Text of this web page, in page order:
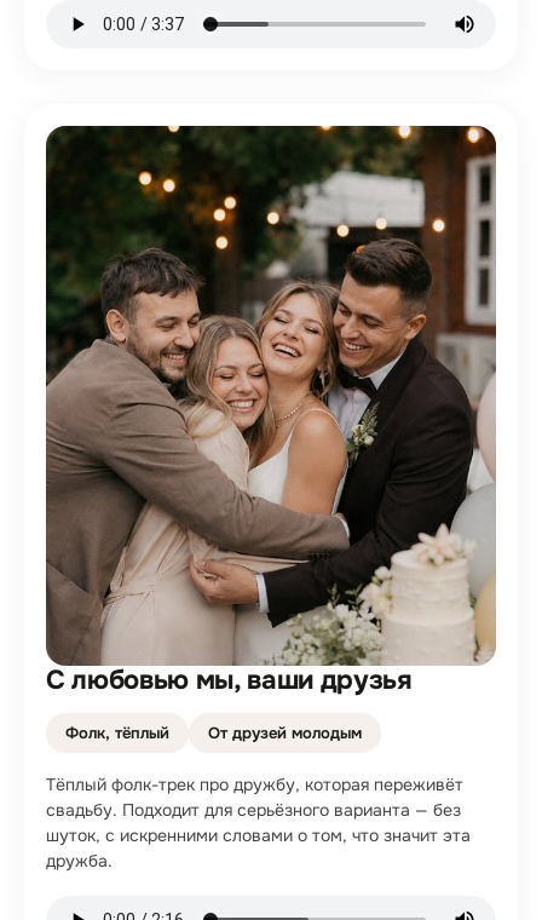
С любовью мы, ваши друзья
Фолк, тёплый От друзей молодым
Тёплый фолк-трек про дружбу, которая переживёт
свадьбу. Подходит для серьёзного варианта — без
шуток, с искренними словами о том, что значит эта
дружба.